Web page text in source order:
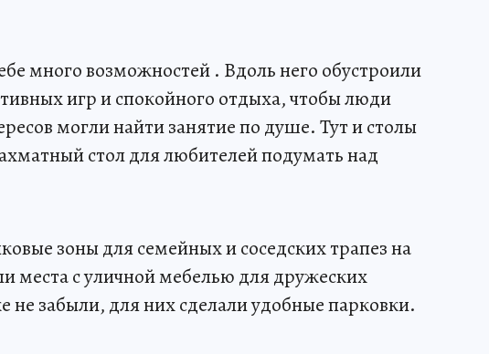
много возможностей . Вдоль него обустроили
игр и спокойного отдыха, чтобы люди
могли найти занятие по душе. Тут и столы
стол для любителей подумать над
зоны для семейных и соседских трапез на
места с уличной мебелью для дружеских
не забыли, для них сделали удобные парковки.